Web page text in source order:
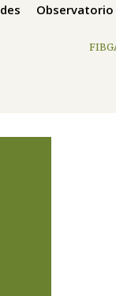
Observatorio